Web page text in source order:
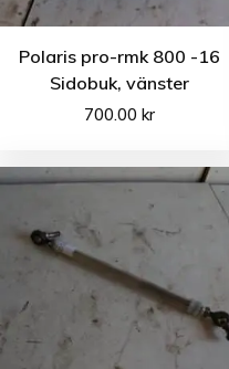
Polaris pro-rmk 800 -16
Sidobuk, vänster
700.00kr